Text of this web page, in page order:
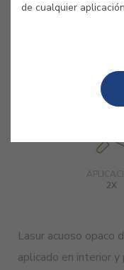
2X
Lasur acuoso opaco
aplicado en interior
de cualquier